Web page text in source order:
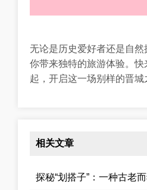
无论是历史爱好者还是自
你带来独特的旅游体验。
起，开启这一场别样的晋城
相关文章
探秘“划搭子”：一种古老